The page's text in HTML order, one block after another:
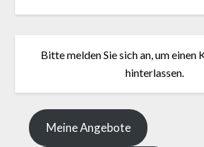
Bitte melden Sie sich an, um einen
hinterlassen.
Meine Angebote